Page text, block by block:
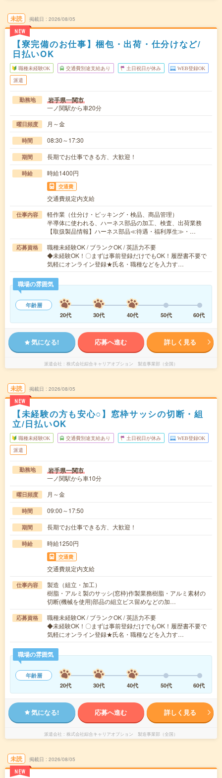
未読
NEW
掲載日 2026/08/05
【寮完備のお仕事】梱包・出荷・仕分けなど/
日払いOK
職種未経験OK 交通費別途支給あり 土日祝日が休み WEB登録OK
派遣
勤務地 岩手県一関市
一ノ関駅から車20分
曜日頻度 月～金
時間 08:30～17:30
期間 長期でお仕事できる方、大歓迎！
時給 時給1400円
交通費
交通費規定内支給
仕事内容
軽作業（仕分け・ピッキング・検品、商品管理）
半導体に使われる、ハーネス部品の加工、検査、出荷業務
【取扱製品情報】ハーネス部品≪待遇・福利厚生≫・…
応募資格
職種未経験OK / ブランクOK / 英語力不要
◆未経験OK！〇まずは事前登録だけでもOK！履歴書不要で
気軽にオンライン登録★氏名・職種などを入力す…
職場の雰囲気
年齢層
20代
30代 40代 50代 60代
気になる! 応募へ進む 詳しく見る
派遣会社 株式会社綜合キャリアオプション 製造事業部（全国）
未読
NEW
掲載日 2026/08/05
【未経験の方も安心○】窓枠サッシの切断・組
立/日払いOK
職種未経験OK 交通費別途支給あり 土日祝日が休み WEB登録OK
派遣
勤務地 岩手県一関市
一ノ関駅から車10分
曜日頻度 月～金
時間 09:00～17:50
期間 長期でお仕事できる方、大歓迎！
時給 時給1250円
交通費
交通費規定内支給
仕事内容
製造（組立・加工）
樹脂・アルミ製のサッシ(窓枠)作製業務樹脂・アルミ素材の
切断(機械を使用)部品の組立ビス留めなどの加…
応募資格
職種未経験OK / ブランクOK / 英語力不要
◆未経験OK！〇まずは事前登録だけでもOK！履歴書不要で
気軽にオンライン登録★氏名・職種などを入力す…
職場の雰囲気
年齢層
20代
30代 40代 50代 60代
気になる! 応募へ進む 詳しく見る
派遣会社 株式会社綜合キャリアオプション 製造事業部（全国）
未読
NEW
掲載日 2026/08/05